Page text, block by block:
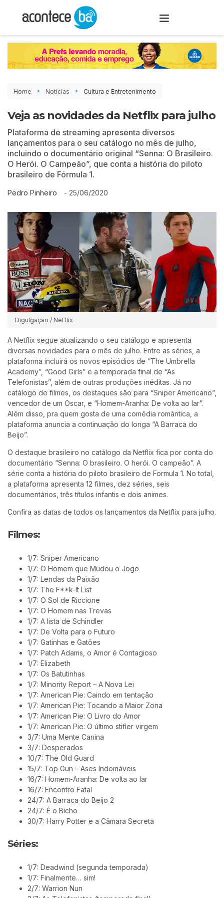
Home Notícias Cultura e Entretenimento
Veja as novidades da Netflix para julho
Plataforma de streaming apresenta diversos
lançamentos para o seu catálogo no mês de julho,
incluindo o documentário original “Senna: O Brasileiro.
O Herói. O Campeão”, que conta a história do piloto
brasileiro de Fórmula 1.
Pedro Pinheiro - 25/06/2020
Digulgação / Netflix
A Netflix segue atualizando o seu catálogo e apresenta
diversas novidades para o mês de julho. Entre as séries, a
plataforma incluirá os novos episódios de “The Umbrella
Academy”, “Good Girls” e a temporada final de “As
Telefonistas”, além de outras produções inéditas. Já no
catálogo de filmes, os destaques são para “Sniper Americano”,
vencedor de um Oscar, e “Homem-Aranha: De volta ao lar”.
Além disso, pra quem gosta de uma comédia romântica, a
plataforma anuncia a continuação do longa “A Barraca do
Beijo”.
O destaque brasileiro no catálogo da Netflix fica por conta do
documentário “Senna: O brasileiro. O herói. O campeão”. A
série conta a história do piloto brasileiro de Formula 1. No total,
a plataforma apresenta 12 filmes, dez séries, seis
documentários, três títulos infantis e dois animes.
Confira as datas de todos os lançamentos da Netflix para julho.
Filmes:
1/7: Sniper Americano
1/7: O Homem que Mudou o Jogo
1/7: Lendas da Paixão
1/7: The F**k-It List
1/7: O Sol de Riccione
1/7: O Homem nas Trevas
1/7: A lista de Schindler
1/7: De Volta para o Futuro
1/7: Gatinhas e Gatões
1/7: Patch Adams, o Amor é Contagioso
1/7: Elizabeth
1/7: Os Batutinhas
1/7: Minority Report – A Nova Lei
1/7: American Pie: Caindo em tentação
1/7: American Pie: Tocando a Maior Zona
1/7: American Pie: O Livro do Amor
1/7: American Pie: O último stifler virgem
3/7: Uma Mente Canina
3/7: Desperados
10/7: The Old Guard
15/7: Top Gun – Ases Indomáveis
16/7: Homem-Aranha: De volta ao lar
16/7: Encontro Fatal
24/7: A Barraca do Beijo 2
24/7: É o Bicho
30/7: Harry Potter e a Câmara Secreta
Séries:
1/7: Deadwind (segunda temporada)
1/7: Finalmente… sim!
2/7: Warrion Nun